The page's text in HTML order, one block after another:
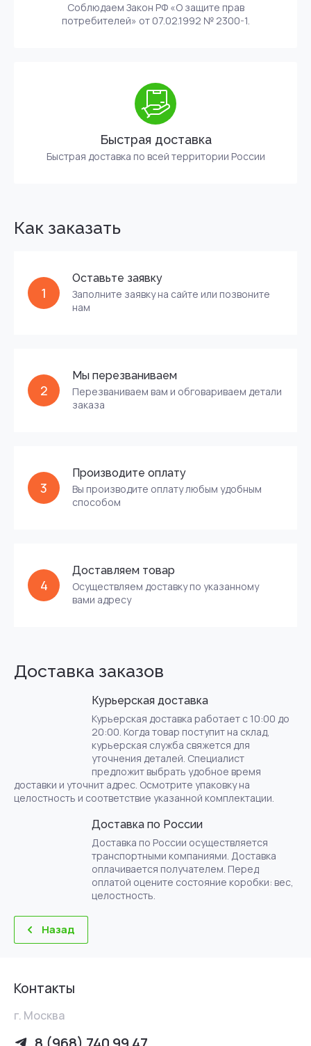
Соблюдаем Закон РФ «О защите прав
потребителей» от 07.02.1992 № 2300-1.
Быстрая доставка
Быстрая доставка по всей территории России
Как заказать
1
Оставьте заявку
Заполните заявку на сайте или позвоните
нам
2
Мы перезваниваем
Перезваниваем вам и обговариваем детали
заказа
3
Производите оплату
Вы производите оплату любым удобным
способом
4
Доставляем товар
Осуществляем доставку по указанному
вами адресу
Доставка заказов
Курьерская доставка
Курьерская доставка работает с 10:00 до
20:00. Когда товар поступит на склад,
курьерская служба свяжется для
уточнения деталей. Специалист
предложит выбрать удобное время
доставки и уточнит адрес. Осмотрите упаковку на
целостность и соответствие указанной комплектации.
Доставка по России
Доставка по России осуществляется
транспортными компаниями. Доставка
оплачивается получателем. Перед
оплатой оцените состояние коробки: вес,
целостность.
Назад
Контакты
г. Москва